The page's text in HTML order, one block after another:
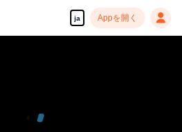
ja Appを開く